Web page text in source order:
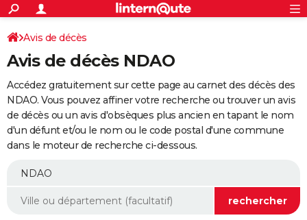
ACTUALITÉS
Politique
Société
Faits Divers
Education
Monde
Villes
+
SPORT
Coupe du monde 2026
Football
Tennis
Cyclisme
Rugby
Forum
Programme TV
TNT
Streaming
Cinéma
Sorties cinéma
Musique
+
FINANCE
Retraite
Impôts
Epargne
Immobilier
Risques naturels par ville
Banque
Assurance
Crédit
AUTO
Essais
Réserver un essai
Citadines
Berlines
SUV
Forum auto
+
Mobiles
Meilleur smartphone
Internet
Ordinateurs
Jeux vidéo
Guide high-tech
Aménagement intérieur
Avis de décès
Avis de décès NDAO
Accédez gratuitement sur cette page au carnet des décès des
NDAO. Vous pouvez affiner votre recherche ou trouver un avis
de décès ou un avis d'obsèques plus ancien en tapant le nom
d'un défunt et/ou le nom ou le code postal d'une commune
dans le moteur de recherche ci-dessous.